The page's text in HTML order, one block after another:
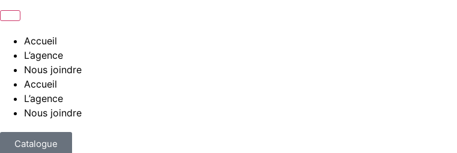
Accueil
L’agence
Nous joindre
Accueil
L’agence
Nous joindre
Catalogue